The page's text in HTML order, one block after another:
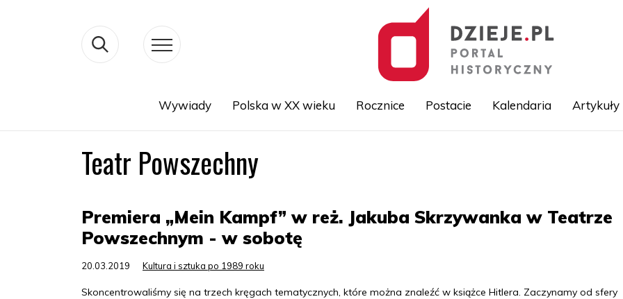
Wywiady Polska w XX wieku Rocznice Postacie Kalendaria Artykuły
Teatr Powszechny
Premiera „Mein Kampf” w reż. Jakuba Skrzywanka w Teatrze
Powszechnym - w sobotę
20.03.2019 Kultura i sztuka po 1989 roku
Skoncentrowaliśmy się na trzech kręgach tematycznych, które można znaleźć w książce Hitlera. Zaczynamy od sfery